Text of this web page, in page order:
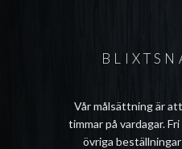
Vår målsättning är
timmar på vardagar.
övriga